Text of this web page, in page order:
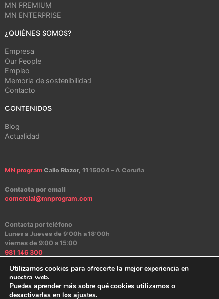
MN PREMIUM
MN ENTERPRISE
¿QUIÉNES SOMOS?
Empresa
Our People
Empleo
Memoria de sostenibilidad
Contacto
CONTENIDOS
Blog
Actualidad
MN program Calle Riazor, 11 15004 – A Coruña
Contacta por email
comercial@mnprogram.com
Contacta por teléfono
Lunes a Jueves de 9:00h a 18:00h
viernes de 9:00 a 15:00
981 146 300
Aviso Legal|Política de Privacidad |Política de Cookies| Canal Ético
Utilizamos cookies para ofrecerte la mejor experiencia en
nuestra web.
Puedes aprender más sobre qué cookies utilizamos o
desactivarlas en los ajustes.